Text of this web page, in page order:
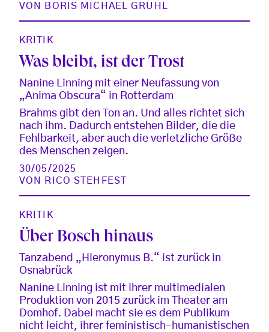
VON
BORIS MICHAEL GRUHL
KRITIK
Was bleibt, ist der Trost
Nanine Linning mit einer Neufassung von
„Anima Obscura“ in Rotterdam
Brahms gibt den Ton an. Und alles richtet sich
nach ihm. Dadurch entstehen Bilder, die die
Fehlbarkeit, aber auch die verletzliche Größe
des Menschen zeigen.
30/05/2025
VON
RICO STEHFEST
KRITIK
Über Bosch hinaus
Tanzabend „Hieronymus B.“ ist zurück in
Osnabrück
Nanine Linning ist mit ihrer multimedialen
Produktion von 2015 zurück im Theater am
Domhof. Dabei macht sie es dem Publikum
nicht leicht, ihrer feministisch-humanistischen